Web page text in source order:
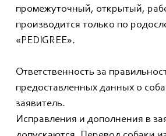
промежуточный, открытый,
производится только по
«PEDIGREE».
Ответственность за
предоставленных данных о
заявитель.
Исправления и дополнения в